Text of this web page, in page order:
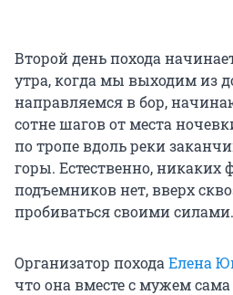
Второй день похода
утра, когда мы выходим из
направляемся в бор,
сотне шагов от места
по тропе вдоль реки
горы. Естественно, никаких
подъемников нет, вверх
пробиваться своими силами.
Организатор похода Елена
что она вместе с мужем